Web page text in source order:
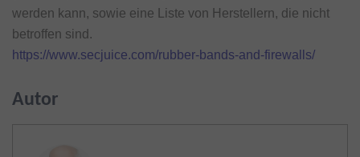
werden kann, sowie eine Liste von Herstellern, die nicht
betroffen sind.
https://www.secjuice.com/rubber-bands-and-firewalls/
Autor